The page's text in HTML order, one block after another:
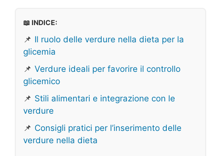
📖 INDICE:
📌 Il ruolo delle verdure nella dieta per la
glicemia
📌 Verdure ideali per favorire il controllo
glicemico
📌 Stili alimentari e integrazione con le
verdure
📌 Consigli pratici per l’inserimento delle
verdure nella dieta